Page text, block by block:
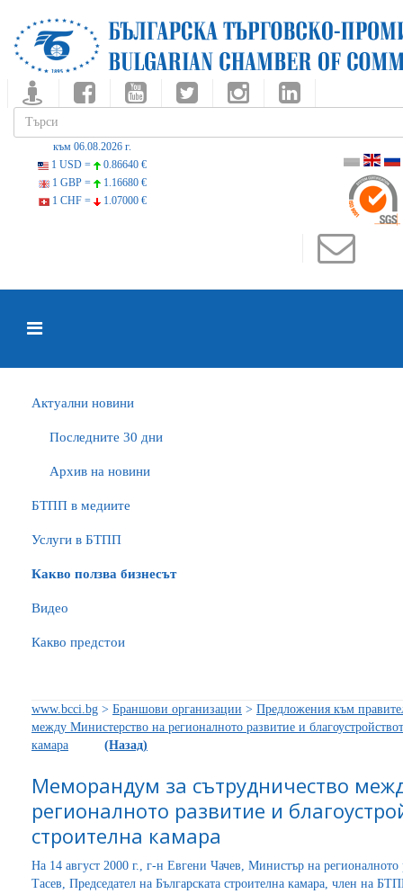
към 06.08.2026 г.
1 USD =
0.86640 €
1 GBP =
1.16680 €
1 CHF =
1.07000 €
Актуални новини
Последните 30 дни
Архив на новини
БTПП в медиите
Услуги в БТПП
Какво ползва бизнесът
Видео
Какво предстои
www.bcci.bg > Браншови организации > Предложения към
между Министерство на регионалното развитие и
камара
(Назад)
Меморандум за сътрудничество
регионалното развитие и
строителна камара
На 14 август 2000 г., г-н Евгени Чачев, Министър на
Тасев, Председател на Българската строителна камара, член на